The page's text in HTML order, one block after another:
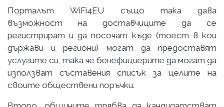
Порталът WiFi4EU също така дава
възможност на доставчиците да се
регистрират и да посочат къде (тоест в кои
държави и региони) могат да предоставят
услугите си, така че бенефициерите да могат да
използват съставения списък за целите на
своите обществени поръчки.